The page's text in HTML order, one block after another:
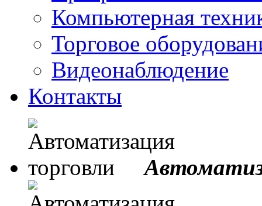
Компьютерная
Торговое
Видеонаблюдение
Контакты